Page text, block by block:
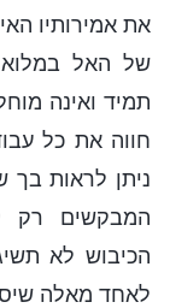
את אמירותיו
של האל
תמיד ואינה
חווה את כל
ניתן לראות בך
המבקשים רק
הכיבוש לא
לאחד מאלה